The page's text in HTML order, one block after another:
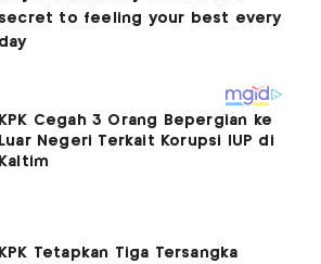
KPK Cegah 3 Orang Bepergian ke
Luar Negeri Terkait Korupsi IUP di
Kaltim
KPK Tetapkan Tiga Tersangka